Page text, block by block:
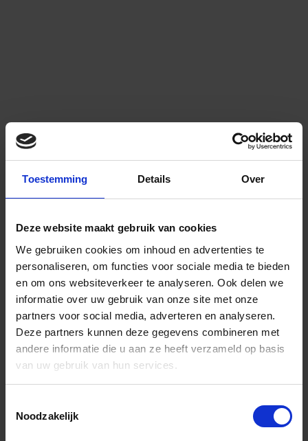
Toestemming Details Over
Deze website maakt gebruik van cookies
We gebruiken cookies om inhoud en advertenties te
personaliseren, om functies voor sociale media te bieden
en om ons websiteverkeer te analyseren. Ook delen we
informatie over uw gebruik van onze site met onze
partners voor social media, adverteren en analyseren.
Deze partners kunnen deze gegevens combineren met
andere informatie die u aan ze heeft verzameld op basis
van uw gebruik van hun services.
Noodzakelijk